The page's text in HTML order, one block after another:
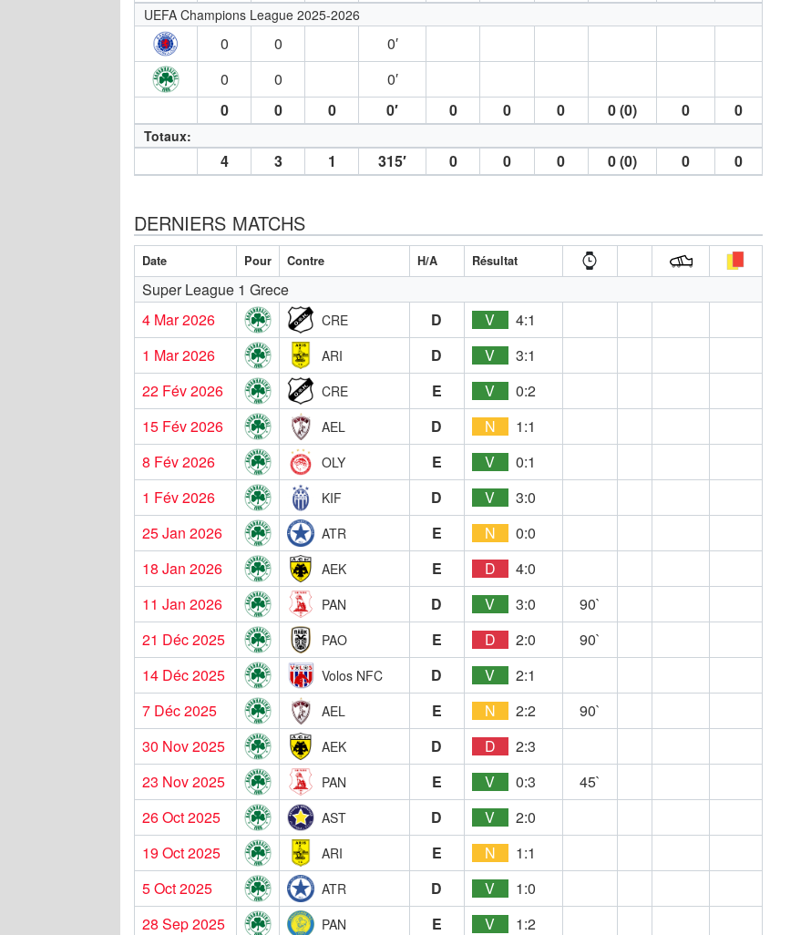
UEFA Champions League 2025-2026
0 0
0′
0
0
0′
0
0 0 0′ 0 0 0 0 (0) 0 0
Totaux:
4 3 1 315′ 0 0 0 0 (0) 0 0
DERNIERS MATCHS
Date Pour Contre H/A Résultat
Super League 1 Grece
4 Mar 2026
CRE D V
4:1
1 Mar 2026
ARI D V
3:1
22 Fév 2026
CRE E V
0:2
15 Fév 2026
AEL D N
1:1
8 Fév 2026
OLY E V
0:1
1 Fév 2026
KIF D V
3:0
25 Jan 2026
ATR E N
0:0
18 Jan 2026
AEK E D
4:0
11 Jan 2026
PAN D V 3:0
90`
21 Déc 2025
PAO E D 2:0
90`
14 Déc 2025
Volos NFC D V
2:1
7 Déc 2025
AEL E N 2:2
90`
30 Nov 2025
AEK D D
2:3
23 Nov 2025
PAN E V 0:3
45`
26 Oct 2025
AST D V
2:0
19 Oct 2025
ARI E N
1:1
5 Oct 2025
ATR D V
1:0
28 Sep 2025
PAN E V
1:2